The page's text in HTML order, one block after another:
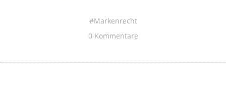
Markenrecht
0 Kommentare